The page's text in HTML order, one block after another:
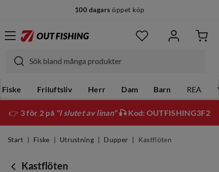
100 dagars öppet köp
Fiske Friluftsliv Herr Dam Barn REA
👉 3 för 2 på "I slutet av linan"🎣 Kod: OUTFISHING3F2
Start Fiske Utrustning Dupper Kastflöten
Kastflöten